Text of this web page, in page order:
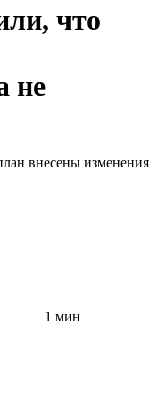
что
не
внесены изменения
1 мин